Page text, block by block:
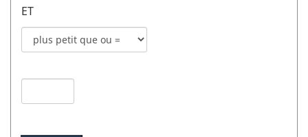
publication
champs
1
1
ET
Mode
de
pour
Date